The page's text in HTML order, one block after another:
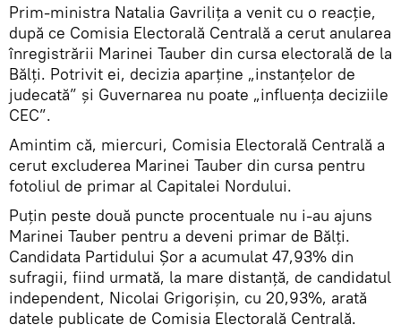
Prim-ministra Natalia Gavrilița a venit cu o reacție,
după ce Comisia Electorală Centrală a cerut anularea
înregistrării Marinei Tauber din cursa electorală de la
Bălți. Potrivit ei, decizia aparține „instanțelor de
judecată” și Guvernarea nu poate „influența deciziile
CEC”.
Amintim că, miercuri, Comisia Electorală Centrală a
cerut excluderea Marinei Tauber din cursa pentru
fotoliul de primar al Capitalei Nordului.
Puțin peste două puncte procentuale nu i-au ajuns
Marinei Tauber pentru a deveni primar de Bălți.
Candidata Partidului Șor a acumulat 47,93% din
sufragii, fiind urmată, la mare distanță, de candidatul
independent, Nicolai Grigorișin, cu 20,93%, arată
datele publicate de Comisia Electorală Centrală.